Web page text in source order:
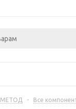
МЕТОД - Все